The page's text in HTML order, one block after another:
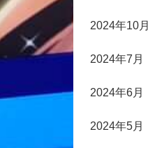
2024年10月
2024年7月
2024年6月
2024年5月